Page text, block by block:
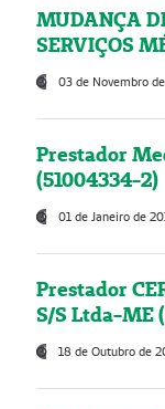
MUDANÇA
SERVIÇOS
03 de Novembro
Prestador
(51004334-2)
01 de Janeiro de
Prestador
S/S Ltda-ME
18 de Outubro de